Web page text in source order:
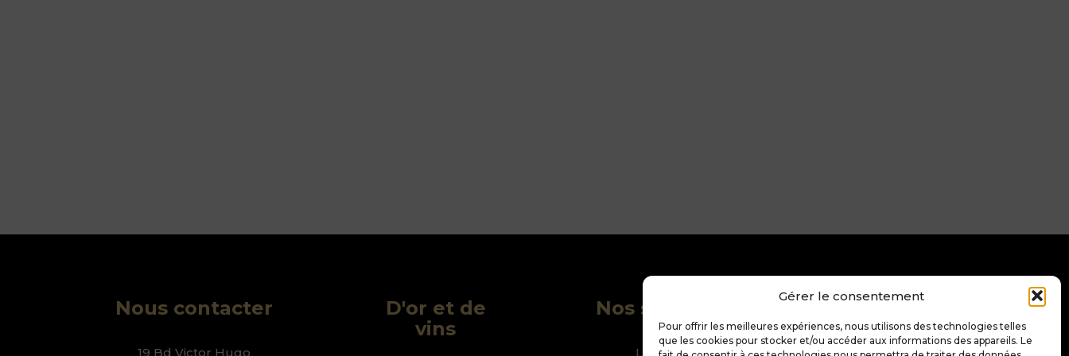
Gérer le consentement
Pour offrir les meilleures expériences, nous utilisons des technologies telles
que les cookies pour stocker et/ou accéder aux informations des appareils. Le
Nous contacter
19 Bd Victor Hugo
D'or et de
vins
Nos services
Le blog
Trouver sa
pépite